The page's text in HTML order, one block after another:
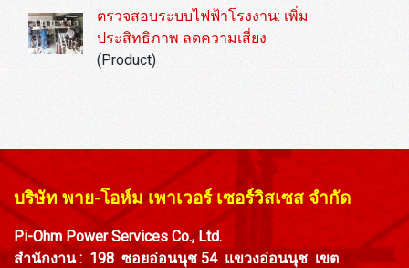
ตรวจสอบระบบไฟฟ้าโรงงาน: เพิ่ม
ประสิทธิภาพ ลดความเสี่ยง
(Product)
บริษัท พาย-โอห์ม เพาเวอร์ เซอร์วิสเซส จำกัด
Pi-Ohm Power Services Co., Ltd.
สำนักงาน : 198 ซอยอ่อนนุช 54 แขวงอ่อนนุช เขต